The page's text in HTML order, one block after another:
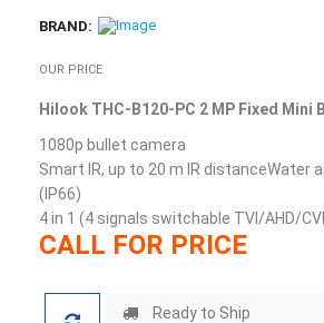
BRAND:
OUR PRICE
Hilook THC-B120-PC 2 MP Fixed Mini
1080p bullet camera
Smart IR, up to 20 m IR distanceWater
(IP66)
4 in 1 (4 signals switchable TVI/AHD/
CALL FOR PRICE
Ready to Ship